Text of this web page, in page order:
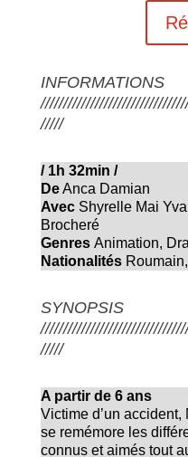
INFORMATIONS
/////
/1h 32min /
DeAnca Damian
AvecShyrelle Mai
Brocheré
Genres Animation,
Nationalités
SYNOPSIS
/////
A partir de 6 ans
Victime d’un
se remémore les
connus et aimés tout